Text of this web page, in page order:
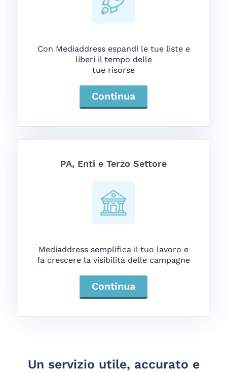
Con Mediaddress espandi le tue liste e
liberi il tempo delle
tue risorse
Continua
PA, Enti e Terzo Settore
Mediaddress semplifica il tuo lavoro e
fa crescere la visibilità delle campagne
Continua
Un servizio utile, accurato e